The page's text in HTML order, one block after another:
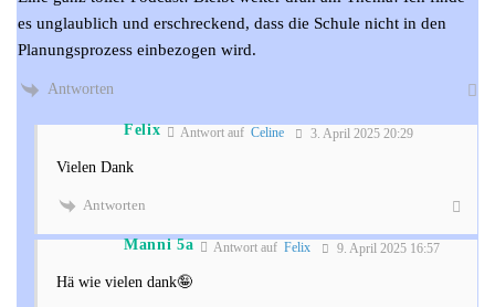
es unglaublich und erschreckend, dass die Schule nicht in den
Planungsprozess einbezogen wird.
Antworten
Felix Antwort auf Celine 3. April 2025 20:29
Vielen Dank
Antworten
Manni 5a Antwort auf Felix 9. April 2025 16:57
Hä wie vielen dank🤪